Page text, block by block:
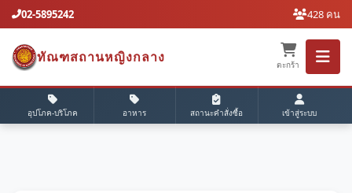
02-5895242 428 คน
ทัณฑสถานหญิงกลาง
ตะกร้า
อุปโภค-บริโภค อาหาร สถานะคำสั่งซื้อ เข้าสู่ระบบ